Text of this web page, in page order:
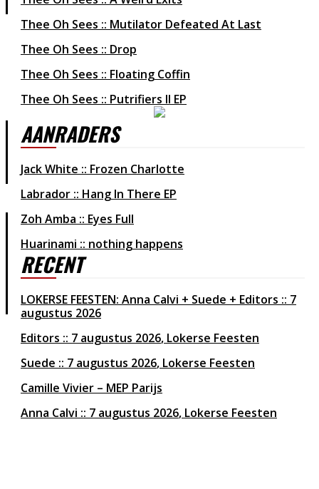
Thee Oh Sees :: Mutilator Defeated At Last
Thee Oh Sees :: Drop
Thee Oh Sees :: Floating Coffin
Thee Oh Sees :: Putrifiers II EP
AANRADERS
Jack White :: Frozen Charlotte
Labrador :: Hang In There EP
Zoh Amba :: Eyes Full
Huarinami :: nothing happens
RECENT
LOKERSE FEESTEN: Anna Calvi + Suede + Editors :: 7
augustus 2026
Editors
7 augustus 2026 Lokerse Feesten
Suede
7 augustus 2026 Lokerse Feesten
Camille Vivier – MEP Parijs
Anna Calvi
7 augustus 2026 Lokerse Feesten